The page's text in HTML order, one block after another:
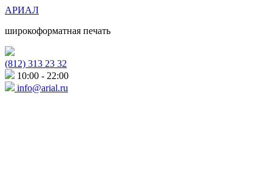
АРИАЛ
широкоформатная печать
(812) 313 23 32
10:00 - 22:00
info@arial.ru